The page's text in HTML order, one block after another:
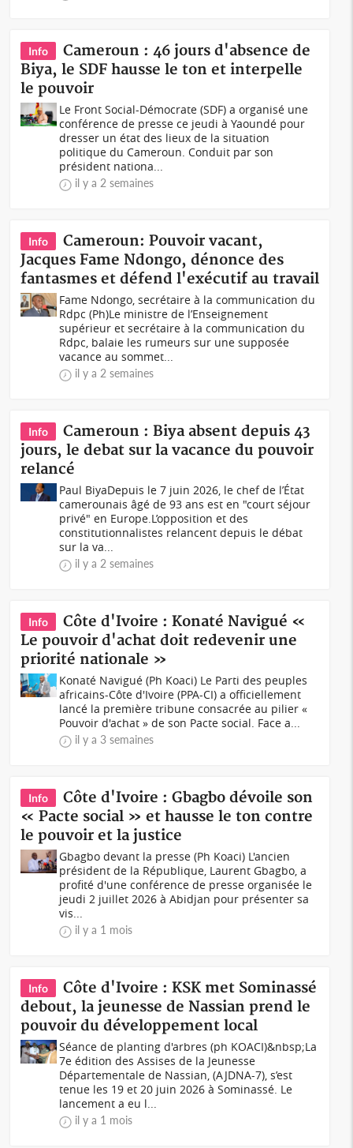
Info
Cameroun : 46 jours d'absence de
Biya, le SDF hausse le ton et interpelle
le pouvoir
Le Front Social-Démocrate (SDF) a organisé une
conférence de presse ce jeudi à Yaoundé pour
dresser un état des lieux de la situation
politique du Cameroun. Conduit par son
président nationa...
il y a 2 semaines
Info
Cameroun: Pouvoir vacant,
Jacques Fame Ndongo, dénonce des
fantasmes et défend l'exécutif au travail
Fame Ndongo, secrétaire à la communication du
Rdpc (Ph)Le ministre de l’Enseignement
supérieur et secrétaire à la communication du
Rdpc, balaie les rumeurs sur une supposée
vacance au sommet...
il y a 2 semaines
Info
Cameroun : Biya absent depuis 43
jours, le debat sur la vacance du pouvoir
relancé
Paul BiyaDepuis le 7 juin 2026, le chef de l’État
camerounais âgé de 93 ans est en "court séjour
privé" en Europe.L’opposition et des
constitutionnalistes relancent depuis le débat
sur la va...
il y a 2 semaines
Info
Côte d'Ivoire : Konaté Navigué «
Le pouvoir d'achat doit redevenir une
priorité nationale »
Konaté Navigué (Ph Koaci) Le Parti des peuples
africains-Côte d'Ivoire (PPA-CI) a officiellement
lancé la première tribune consacrée au pilier «
Pouvoir d'achat » de son Pacte social. Face a...
il y a 3 semaines
Info
Côte d'Ivoire : Gbagbo dévoile son
« Pacte social » et hausse le ton contre
le pouvoir et la justice
Gbagbo devant la presse (Ph Koaci) L'ancien
président de la République, Laurent Gbagbo, a
profité d'une conférence de presse organisée le
jeudi 2 juillet 2026 à Abidjan pour présenter sa
vis...
il y a 1 mois
Info
Côte d'Ivoire : KSK met Sominassé
debout, la jeunesse de Nassian prend le
pouvoir du développement local
Séance de planting d'arbres (ph KOACI)&nbsp;La
7e édition des Assises de la Jeunesse
Départementale de Nassian, (AJDNA-7), s’est
tenue les 19 et 20 juin 2026 à Sominassé. Le
lancement a eu l...
il y a 1 mois